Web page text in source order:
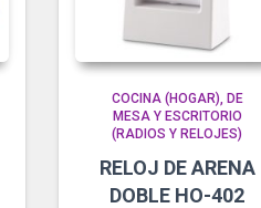
COCINA (HOGAR)
DE
MESA Y ESCRITORIO
(RADIOS Y RELOJES)
RELOJ DE ARENA
DOBLE HO-402